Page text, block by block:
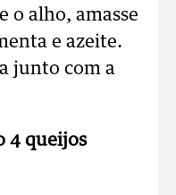
o alho, amasse
e azeite.
junto com a
4 queijos